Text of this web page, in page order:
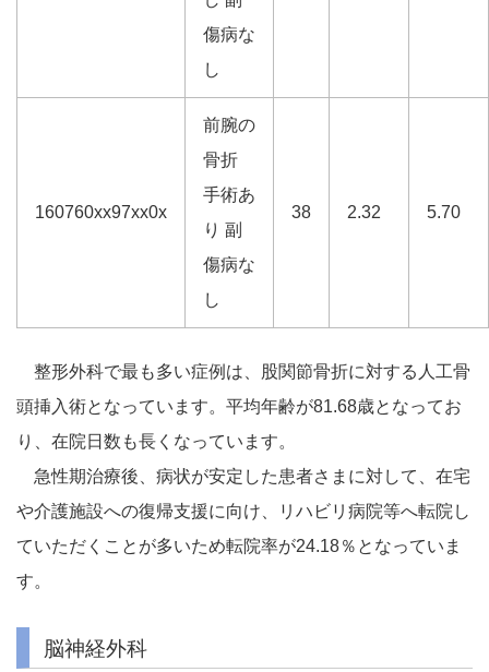
傷病な
し
160760xx97xx0x
前腕の
骨折
手術あ
り 副
傷病な
し
38 2.32 5.70
整形外科で最も多い症例は、股関節骨折に対する人工骨
頭挿入術となっています。平均年齢が81.68歳となってお
り、在院日数も長くなっています。
急性期治療後、病状が安定した患者さまに対して、在宅
や介護施設への復帰支援に向け、リハビリ病院等へ転院し
ていただくことが多いため転院率が24.18％となっていま
す。
脳神経外科